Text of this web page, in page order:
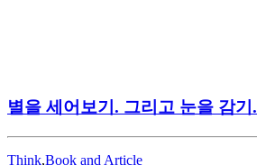
별을 세어보기. 그리고 눈을 감기.
Think,Book and Article